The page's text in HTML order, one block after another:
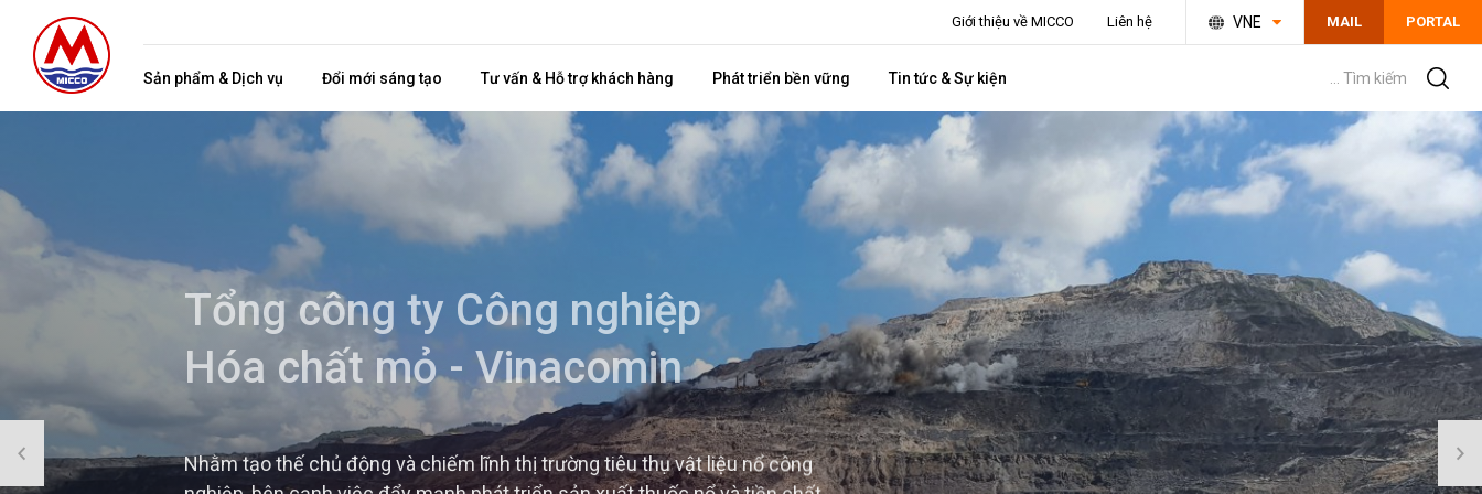
Giới thiệu về MICCO Liên hệ VNE PORTAL
MAIL
Sản phẩm & Dịch vụ Đổi mới sáng tạo Tư vấn & Hỗ trợ khách hàng Phát triển bền vững Tin tức & Sự kiện ... Tìm kiếm
Tổng công ty Công nghiệp
Hóa chất mỏ - Vinacomin
Nhằm tạo thế chủ động và chiếm lĩnh thị trường tiêu thụ vật liệu nổ công